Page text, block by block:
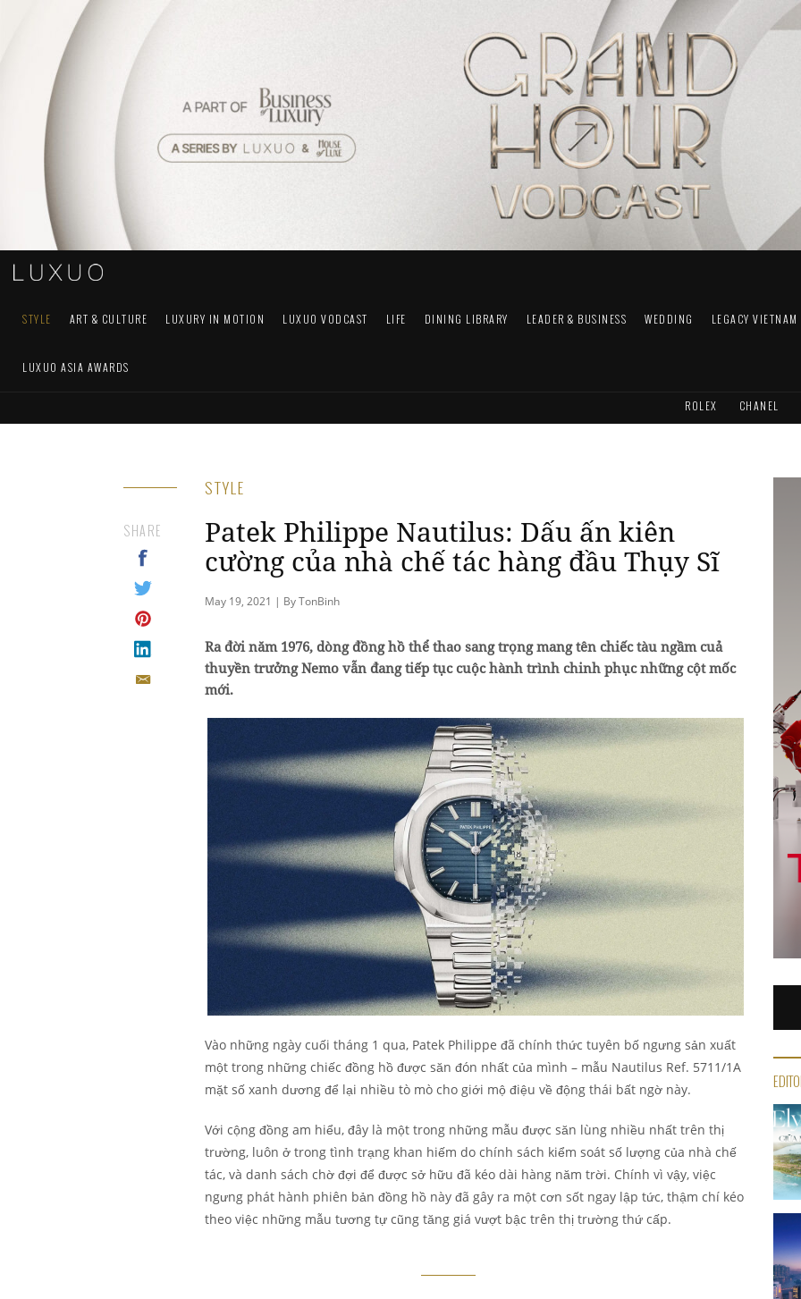
STYLE ART & CULTURE LUXURY IN MOTION LUXUO VODCAST LIFE DINING LIBRARY LEADER & BUSINESS WEDDING LEGACY VIETNAM
LUXUO ASIA AWARDS
ROLEX CHANEL
STYLE
Patek Philippe Nautilus: Dấu ấn kiên
cường của nhà chế tác hàng đầu Thụy Sĩ
May 19, 2021 | By TonBinh
SHARE
Ra đời năm 1976, dòng đồng hồ thể thao sang trọng mang tên chiếc tàu ngầm cuả
thuyền trưởng Nemo vẫn đang tiếp tục cuộc hành trình chinh phục những cột mốc
mới.
Vào những ngày cuối tháng 1 qua, Patek Philippe đã chính thức tuyên bố ngưng sản xuất
một trong những chiếc đồng hồ được săn đón nhất của mình – mẫu Nautilus Ref. 5711/1A
mặt số xanh dương để lại nhiều tò mò cho giới mộ điệu về động thái bất ngờ này.
Với cộng đồng am hiểu, đây là một trong những mẫu được săn lùng nhiều nhất trên thị
trường, luôn ở trong tình trạng khan hiếm do chính sách kiểm soát số lượng của nhà chế
tác, và danh sách chờ đợi để được sở hữu đã kéo dài hàng năm trời. Chính vì vậy, việc
ngưng phát hành phiên bản đồng hồ này đã gây ra một cơn sốt ngay lập tức, thậm chí kéo
theo việc những mẫu tương tự cũng tăng giá vượt bậc trên thị trường thứ cấp.